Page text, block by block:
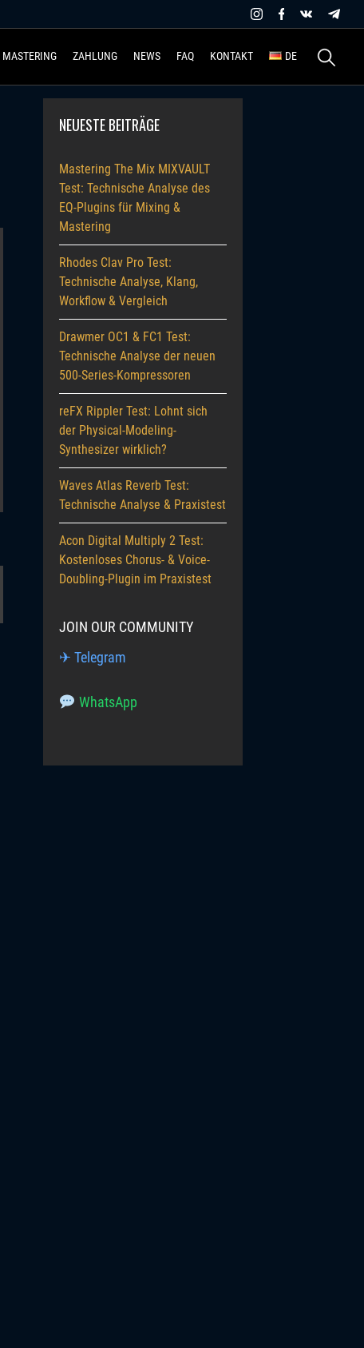
MASTERING ZAHLUNG NEWS FAQ KONTAKT DE
Suchen
nach:
NEUESTE BEITRÄGE
Mastering The Mix MIXVAULT
Test: Technische Analyse des
EQ-Plugins für Mixing &
Mastering
Rhodes Clav Pro Test:
Technische Analyse, Klang,
Workflow & Vergleich
Drawmer OC1 & FC1 Test:
Technische Analyse der neuen
500-Series-Kompressoren
reFX Rippler Test: Lohnt sich
der Physical-Modeling-
Synthesizer wirklich?
Waves Atlas Reverb Test:
Technische Analyse & Praxistest
Acon Digital Multiply 2 Test:
Kostenloses Chorus- & Voice-
Doubling-Plugin im Praxistest
JOIN OUR COMMUNITY
✈ Telegram
WhatsApp